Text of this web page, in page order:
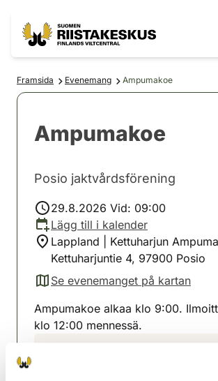
Framsida Evenemang Ampumakoe
Ampumakoe
Posio jaktvårdsförening
29.8.2026 Vid: 09:00
Lägg till i kalender
Lappland | Kettuharjun
Kettuharjuntie 4, 97900 Posio
Se evenemanget på kartan
(avautuu uuteen välilehteen)
Ampumakoe alkaa klo 9:00.
klo 12:00 mennessä.